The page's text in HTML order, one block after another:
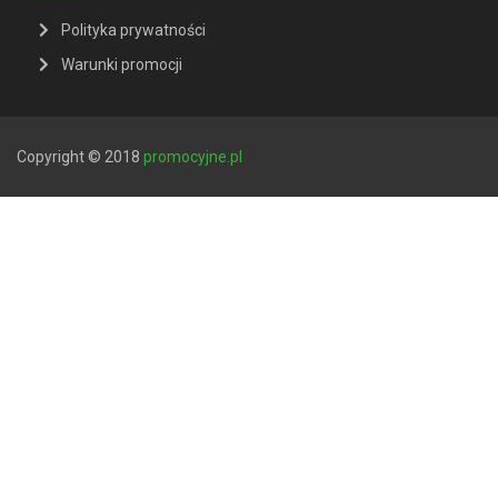
Polityka prywatności
Warunki promocji
Copyright © 2018 promocyjne.pl